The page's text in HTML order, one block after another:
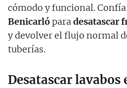
cómodo y funcional.
Benicarlóparadesatascar
y devolver el flujo normal
tuberías.
Desatascar lavabos